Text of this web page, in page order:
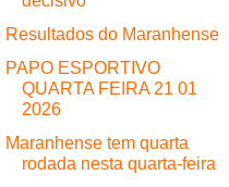
Resultados do Maranhense
PAPO ESPORTIVO
QUARTA FEIRA 21 01
2026
Maranhense tem quarta
rodada nesta quarta-feira